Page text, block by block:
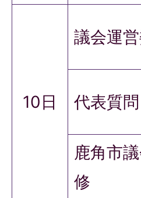
10日
議会運
代表質問
鹿角市
修